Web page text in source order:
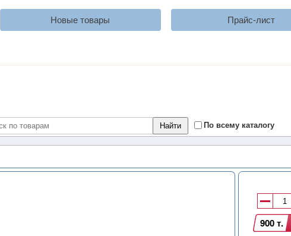
Новые товары Прайс-лист
По всему каталогу
900 т.